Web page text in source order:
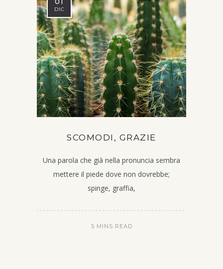
DIC
SCOMODI, GRAZIE
Una parola che già nella pronuncia sembra
mettere il piede dove non dovrebbe;
spinge, graffia,
5 MINS READ